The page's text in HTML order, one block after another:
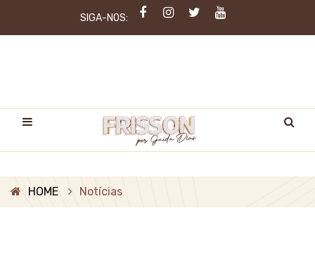
SIGA-NOS:
HOME Notícias